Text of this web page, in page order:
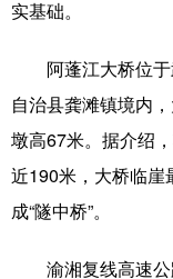
地方频道
北京
辽宁
山东
实基础。
阿蓬江大桥位于
自治县龚滩镇境内
墩高67米。据介绍
近190米，大桥临崖
成“隧中桥”。
渝湘复线高速公